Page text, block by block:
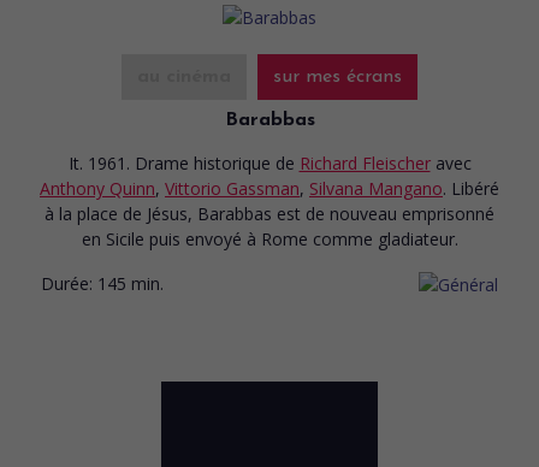
sur mes écrans
Barabbas
It. 1961. Drame historique de Richard Fleischer avec
Anthony Quinn, Vittorio Gassman, Silvana Mangano. Libéré
à la place de Jésus, Barabbas est de nouveau emprisonné
en Sicile puis envoyé à Rome comme gladiateur.
Durée: 145 min.